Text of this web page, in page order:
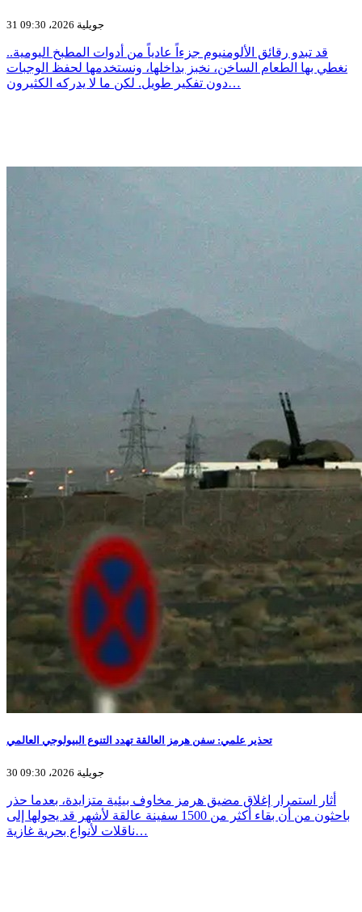
31 جويلية 2026، 09:30
قد تبدو رقائق الألومنيوم جزءاً عادياً من أدوات المطبخ اليومية..
نغطي بها الطعام الساخن، نخبز بداخلها، ونستخدمها لحفظ الوجبات
دون تفكير طويل. لكن ما لا يدركه الكثيرون…
تحذير علمي: سفن هرمز العالقة تهدد التنوع البيولوجي العالمي
30 جويلية 2026، 09:30
أثار استمرار إغلاق مضيق هرمز مخاوف بيئية متزايدة، بعدما حذر
باحثون من أن بقاء أكثر من 1500 سفينة عالقة لأشهر قد يحولها إلى
ناقلات لأنواع بحرية غازية…